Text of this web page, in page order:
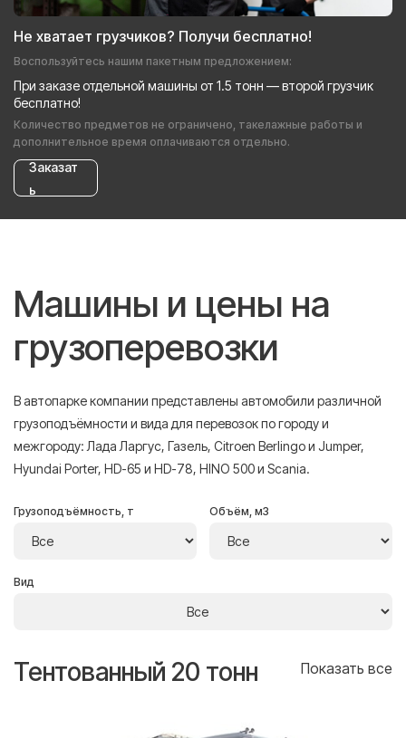
Не хватает грузчиков? Получи бесплатно!
Воспользуйтесь нашим пакетным предложением:
При заказе отдельной машины от 1.5 тонн — второй грузчик
бесплатно!
Количество предметов не ограничено, такелажные работы и
дополнительное время оплачиваются отдельно.
Заказат
ь
Машины и цены на
грузоперевозки
В автопарке компании представлены автомобили различной
грузоподъёмности и вида для перевозок по городу и
межгороду: Лада Ларгус, Газель, Citroen Berlingo и Jumper,
Hyundai Porter, HD-65 и HD-78, HINO 500 и Scania.
Грузоподъёмность, т Объём, м3
Вид
Тентованный 20 тонн Показать все